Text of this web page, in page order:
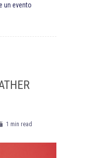
un evento
1 min read